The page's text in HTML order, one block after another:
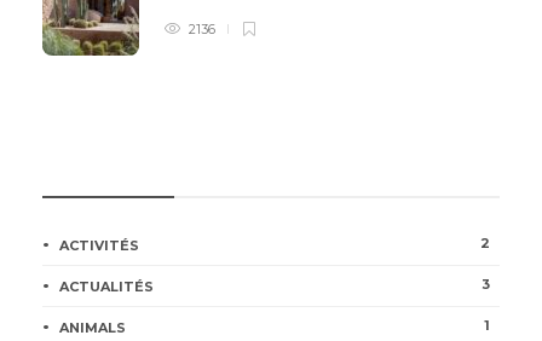
2136
ACTIVITÉS 2
ACTUALITÉS 3
ANIMALS 1